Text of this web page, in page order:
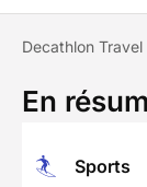
Decathlon Travel
En
Sports